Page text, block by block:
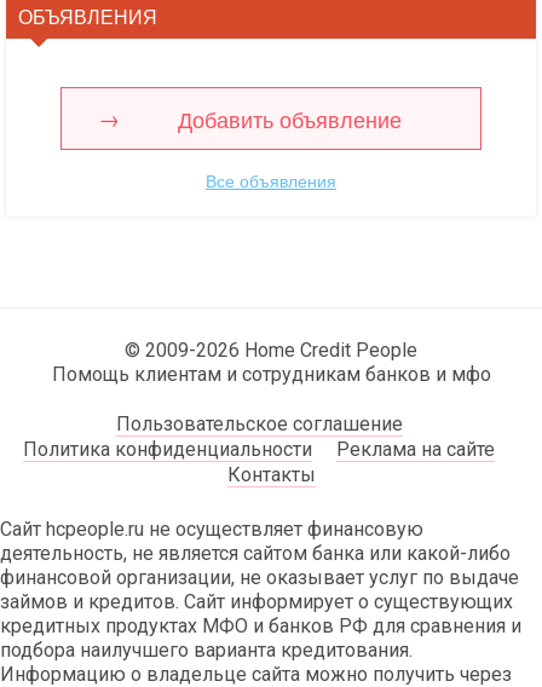
ОБЪЯВЛЕНИЯ
Добавить объявление
Все объявления
© 2009-2026 Home Credit People
Помощь клиентам и сотрудникам банков и мфо
Пользовательское соглашение
Политика конфиденциальности
Реклама на сайте
Контакты
Сайт hcpeople.ru не осуществляет финансовую
деятельность, не является сайтом банка или какой-либо
финансовой организации, не оказывает услуг по выдаче
займов и кредитов. Сайт информирует о существующих
кредитных продуктах МФО и банков РФ для сравнения и
подбора наилучшего варианта кредитования.
Информацию о владельце сайта можно получить через